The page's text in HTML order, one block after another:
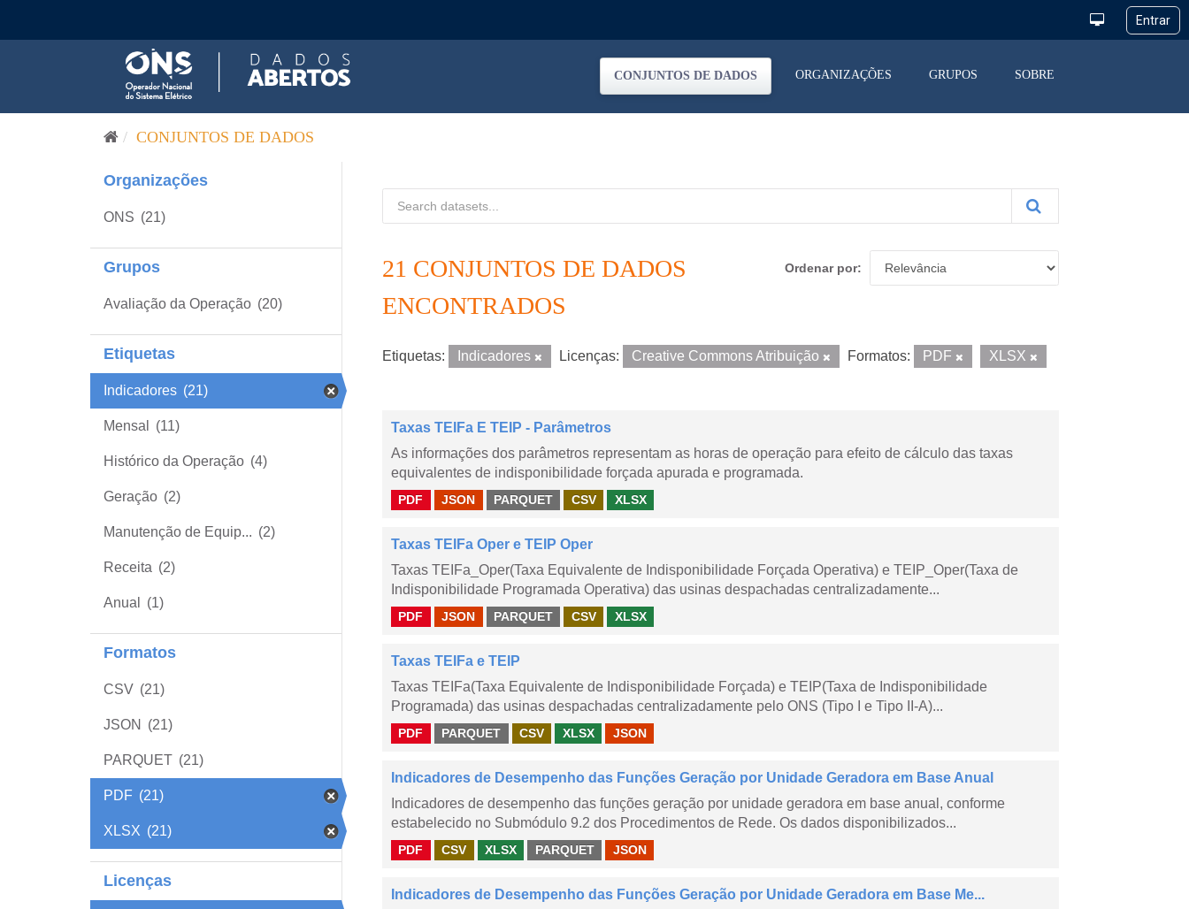
CONJUNTOS DE DADOS ORGANIZAÇÕES GRUPOS SOBRE
CONJUNTOS DE DADOS
Organizações
ONS (21)
Grupos
Avaliação da Operação (20)
Etiquetas
Indicadores (21)
Mensal (11)
Histórico da Operação (4)
Geração (2)
Manutenção de Equip... (2)
Receita (2)
Anual (1)
Formatos
CSV (21)
JSON (21)
PARQUET (21)
PDF (21)
XLSX (21)
Licenças
Ordenar por
21 CONJUNTOS DE DADOS
ENCONTRADOS
Etiquetas: Indicadores Licenças: Creative Commons Atribuição Formatos: PDF XLSX
Taxas TEIFa E TEIP - Parâmetros
As informações dos parâmetros representam as horas de operação para efeito de cálculo das taxas
equivalentes de indisponibilidade forçada apurada e programada.
PDF JSON PARQUET CSV XLSX
Taxas TEIFa Oper e TEIP Oper
Taxas TEIFa_Oper(Taxa Equivalente de Indisponibilidade Forçada Operativa) e TEIP_Oper(Taxa de
Indisponibilidade Programada Operativa) das usinas despachadas centralizadamente...
PDF JSON PARQUET CSV XLSX
Taxas TEIFa e TEIP
Taxas TEIFa(Taxa Equivalente de Indisponibilidade Forçada) e TEIP(Taxa de Indisponibilidade
Programada) das usinas despachadas centralizadamente pelo ONS (Tipo I e Tipo II-A)...
PDF PARQUET CSV XLSX JSON
Indicadores de Desempenho das Funções Geração por Unidade Geradora em Base Anual
Indicadores de desempenho das funções geração por unidade geradora em base anual, conforme
estabelecido no Submódulo 9.2 dos Procedimentos de Rede. Os dados disponibilizados...
PDF CSV XLSX PARQUET JSON
Indicadores de Desempenho das Funções Geração por Unidade Geradora em Base Me...